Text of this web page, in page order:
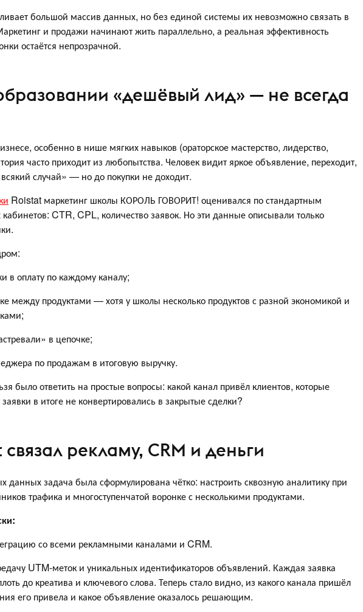
большой массив данных, но без единой системы их невозможно связать в
и продажи начинают жить параллельно, а реальная эффективность
остаётся непрозрачной.
«дешёвый лид» — не всегда
особенно в нише мягких навыков (ораторское мастерство, лидерство,
часто приходит из любопытства. Человек видит яркое объявление, переходит,
всякий случай» — но до покупки не доходит.
Roistat маркетинг школы КОРОЛЬ ГОВОРИТ! оценивался по стандартным
CTR, CPL, количество заявок. Но эти данные описывали только
в оплату по каждому каналу;
между продуктами — хотя у школы несколько продуктов с разной экономикой и
в цепочке;
по продажам в итоговую выручку.
было ответить на простые вопросы: какой канал привёл клиентов, которые
в итоге не конвертировались в закрытые сделки?
рекламу, CRM и деньги
данных задача была сформулирована чётко: настроить сквозную аналитику при
трафика и многоступенчатой воронке с несколькими продуктами.
со всеми рекламными каналами и CRM.
UTM-меток и уникальных идентификаторов объявлений. Каждая заявка
до креатива и ключевого слова. Теперь стало видно, из какого канала пришёл
его привела и какое объявление оказалось решающим.